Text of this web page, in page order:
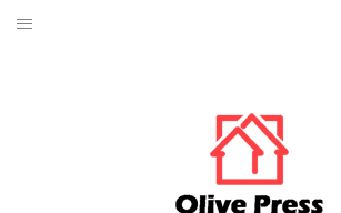
Aller